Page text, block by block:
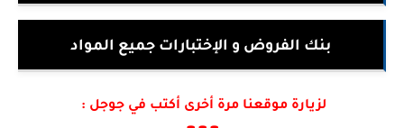
بنك الفروض و الإختبارات جميع المواد
لزيارة موقعنا مرة أخرى أكتب في جوجل :